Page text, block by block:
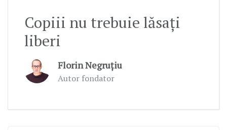
Copiii nu trebuie lăsați
liberi
Florin Negruțiu
Autor fondator